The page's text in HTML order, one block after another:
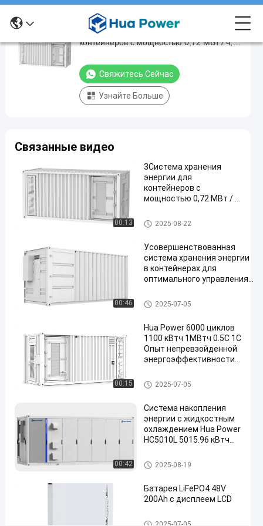
3Система
хранения
энергии
контейнеров
0,72
МВт
охлажденная
для
крупных
проектов
Контейнер
51
Поделиться
containerized
battery
energy
system
containerized
battery
3Система хранения энергии для
контейнеров с мощностью 0,72 МВт / ч,
проектов
Свяжитесь Сейчас
Узнайте Больше
Связанные видео
00:13
3Система хранения
энергии для
контейнеров с
мощностью 0,72 МВт / ч,
жидкостью для крупных
проектов
Контейнер для хранения эне
ргии
2025-08-22
00:46
Усовершенствованная
система хранения энергии
в контейнерах для
оптимального управления
3.01MWh/5.27MWh/7.53MWh
Контейнер для хранения энергии
2025-07-05
00:15
Hua Power 6000 циклов
1100 кВтч 1МВтч 0.5С 1С
Опыт непревзойденной
энергоэффективности с
хранения энергии
Контейнер для хранения эне
ргии
2025-07-05
00:42
Система накопления
энергии с жидкостным
охлаждением Hua Power
HC5010L 5015.96 кВтч
Домашняя система хранени
я энергии
2025-08-19
Батарея LiFePO4 48V
200Ah с дисплеем LCD
Домашняя система хранени
2025-07-05